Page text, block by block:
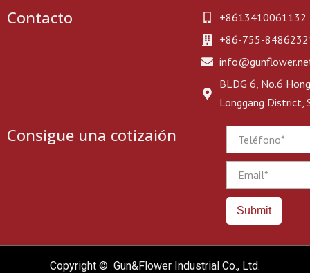
Contacto
+8613410061132
+86-755-
BLDG 6, No.6
Longgang District,
Consigue una cotizaión
Submit
Copyright © Gun&Flower Industrial Co., Ltd.